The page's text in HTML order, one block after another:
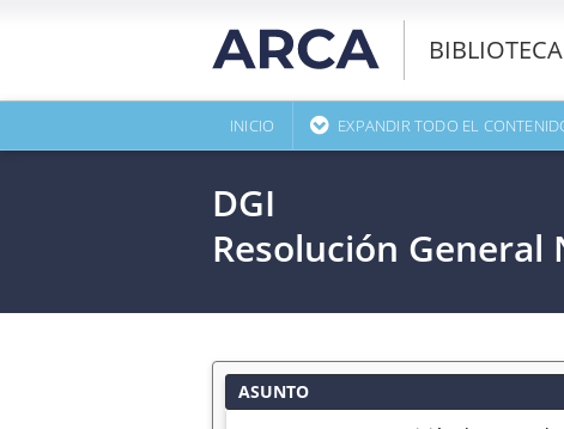
INICIO EXPANDIR TODO EL
DGI
Resolución General
ASUNTO